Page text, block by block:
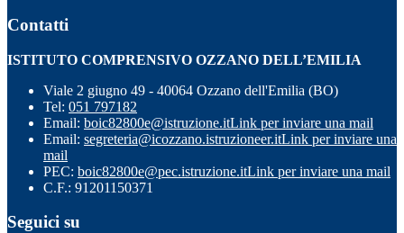
Contatti
ISTITUTO COMPRENSIVO OZZANO DELL’EMILIA
Viale 2 giugno 49 - 40064 Ozzano dell'Emilia (BO)
Tel: 051 797182
Email: boic82800e@istruzione.itLink per inviare una mail
Email: segreteria@icozzano.istruzioneer.itLink per inviare una
mail
PEC: boic82800e@pec.istruzione.itLink per inviare una mail
C.F.: 91201150371
Seguici su